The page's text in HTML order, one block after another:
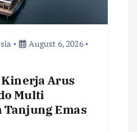
August 6, 2026
Kinerja Arus
Multi
Emas